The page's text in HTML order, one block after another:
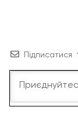
Підписатися